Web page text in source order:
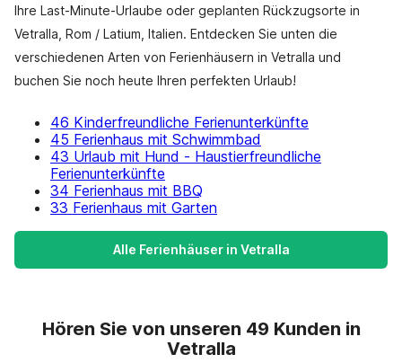
Ihre Last-Minute-Urlaube oder geplanten Rückzugsorte in
Vetralla, Rom / Latium, Italien. Entdecken Sie unten die
verschiedenen Arten von Ferienhäusern in Vetralla und
buchen Sie noch heute Ihren perfekten Urlaub!
46 Kinderfreundliche Ferienunterkünfte
45 Ferienhaus mit Schwimmbad
43 Urlaub mit Hund - Haustierfreundliche
Ferienunterkünfte
34 Ferienhaus mit BBQ
33 Ferienhaus mit Garten
Alle Ferienhäuser in Vetralla
Hören Sie von unseren 49 Kunden in
Vetralla